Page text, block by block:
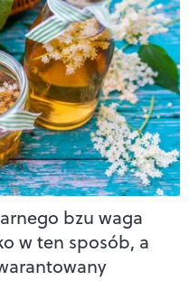
bzu waga
w ten sposób, a